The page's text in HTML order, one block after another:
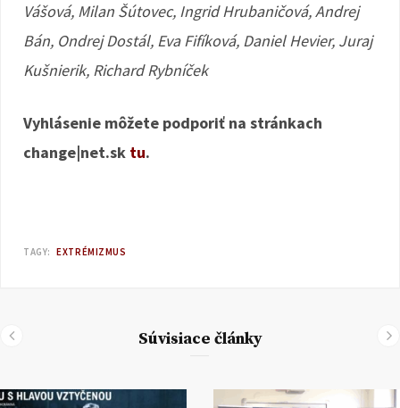
Vášová, Milan Šútovec, Ingrid Hrubaničová, Andrej
Bán, Ondrej Dostál, Eva Fifíková, Daniel Hevier, Juraj
Kušnierik, Richard Rybníček
Vyhlásenie môžete podporiť na stránkach
change|net.sk tu.
TAGY: EXTRÉMIZMUS
Súvisiace články